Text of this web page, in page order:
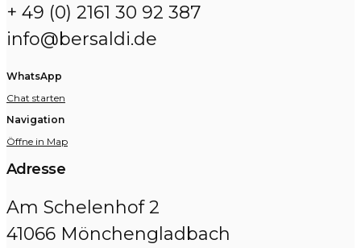
+ 49 (0) 2161 30 92 387
info@bersaldi.de
WhatsApp
Chat starten
Navigation
Öffne in Map
Adresse
Am Schelenhof 2
41066 Mönchengladbach